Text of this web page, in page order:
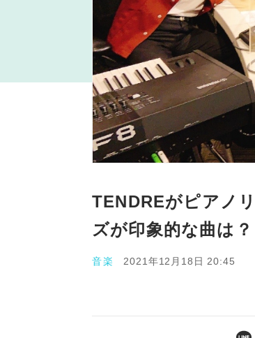
TENDREがピアノ
ズが印象的な曲は？
音楽 2021年12月18日 20:45